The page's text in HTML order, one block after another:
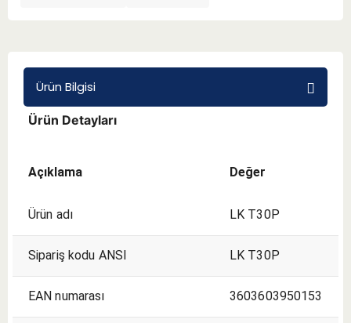
Ürün Bilgisi
Ürün Detayları
Açıklama Değer
Ürün adı LK T30P
Sipariş kodu ANSI LK T30P
EAN numarası 3603603950153